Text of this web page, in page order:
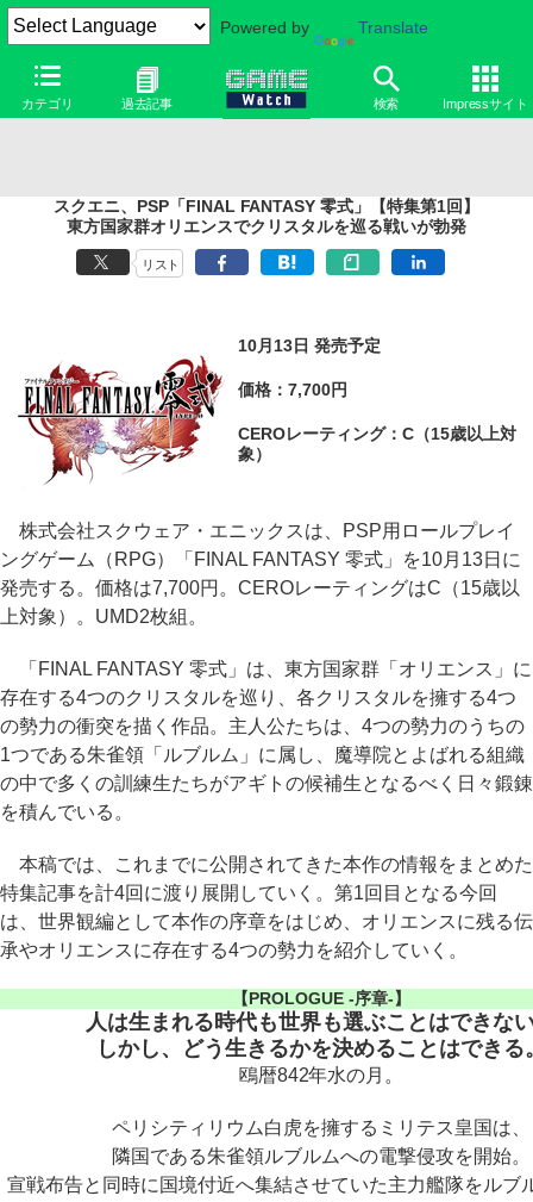
Powered by Translate
カテゴリ 過去記事 検索 Impressサイト
スクエニ、PSP「FINAL FANTASY 零式」【特集第1回】
東方国家群オリエンスでクリスタルを巡る戦いが勃発
リスト
10月13日 発売予定
価格：7,700円
CEROレーティング：C（15歳以上対
象）
株式会社スクウェア・エニックスは、PSP用ロールプレイ
ングゲーム（RPG）「FINAL FANTASY 零式」を10月13日に
発売する。価格は7,700円。CEROレーティングはC（15歳以
上対象）。UMD2枚組。
「FINAL FANTASY 零式」は、東方国家群「オリエンス」に
存在する4つのクリスタルを巡り、各クリスタルを擁する4つ
の勢力の衝突を描く作品。主人公たちは、4つの勢力のうちの
1つである朱雀領「ルブルム」に属し、魔導院とよばれる組織
の中で多くの訓練生たちがアギトの候補生となるべく日々鍛錬
を積んでいる。
本稿では、これまでに公開されてきた本作の情報をまとめた
特集記事を計4回に渡り展開していく。第1回目となる今回
は、世界観編として本作の序章をはじめ、オリエンスに残る伝
承やオリエンスに存在する4つの勢力を紹介していく。
【PROLOGUE -序章-】
人は生まれる時代も世界も選ぶことはできな
しかし、どう生きるかを決めることはできる
鴎暦842年水の月。
ペリシティリウム白虎を擁するミリテス皇国は、
隣国である朱雀領ルブルムへの電撃侵攻を開始。
宣戦布告と同時に国境付近へ集結させていた主力艦隊をルブ